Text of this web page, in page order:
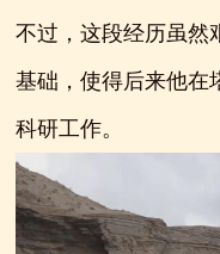
不过，这段经历虽然
基础，使得后来他在
科研工作。